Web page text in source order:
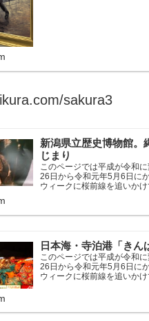
sakura3
新潟県立歴史博物館。
じまり
このページでは平成が令和
26日から令和元年5月6日に
ウィークに桜前線を追いか
中泊大遠征10泊11日した時
のです。（結論）「桜前線
中にしか存在し...
日本海・寺泊港「きん
このページでは平成が令和
26日から令和元年5月6日に
ウィークに桜前線を追いか
のです。（結論）「桜前線